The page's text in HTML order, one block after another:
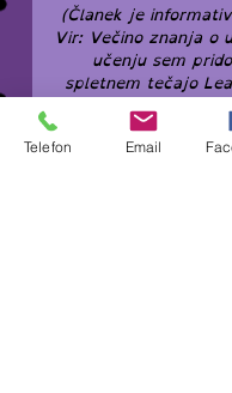
(Članek je
Vir: Večino znanja o
učenju sem
spletnem tečajo
to Learn in s
učenja med
Učinkovito učenje
Telefon Email